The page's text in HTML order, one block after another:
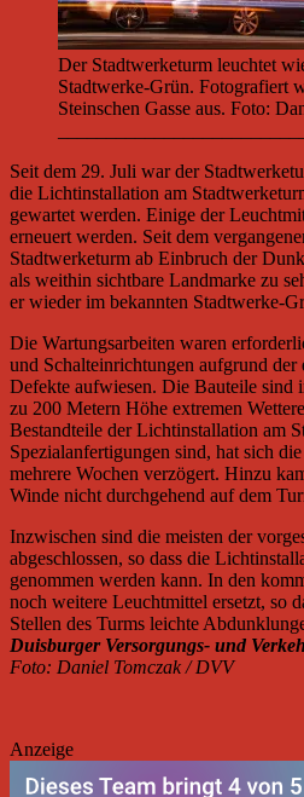
Der Stadtwerketurm leuchtet
Stadtwerke-Grün. Fotografiert
Steinschen Gasse aus. Foto:
Seit dem 29. Juli war der
die Lichtinstallation am
gewartet werden. Einige der
erneuert werden. Seit dem
Stadtwerketurm ab Einbruch der
als weithin sichtbare Landmarke zu
er wieder im bekannten Stadtwerke-
Die Wartungsarbeiten waren
und Schalteinrichtungen aufgrund der
Defekte aufwiesen. Die Bauteile sind
zu 200 Metern Höhe extremen
Bestandteile der Lichtinstallation am
Spezialanfertigungen sind, hat sich
mehrere Wochen verzögert. Hinzu
Winde nicht durchgehend auf dem
Inzwischen sind die meisten der
abgeschlossen, so dass die
genommen werden kann. In den
noch weitere Leuchtmittel ersetzt, so
Stellen des Turms leichte
Duisburger Versorgungs- und
Foto: Daniel Tomczak / DVV
Anzeige